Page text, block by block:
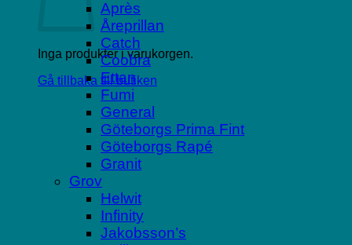
Inga produkter i varukorgen.
Gå tillbaka till butiken
Après
Åreprillan
Catch
Coobra
Ettan
Fumi
General
Göteborgs Prima Fint
Göteborgs Rapé
Granit
Grov
Helwit
Infinity
Jakobsson’s